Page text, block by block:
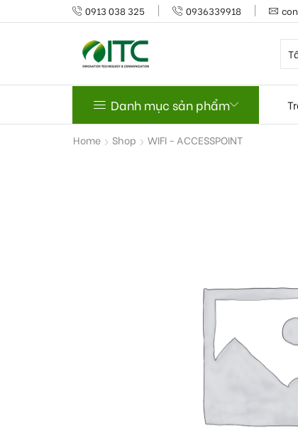
0913 038 325 0936339918
Danh mục sản phẩm
Home Shop WIFI - ACCESSPOINT